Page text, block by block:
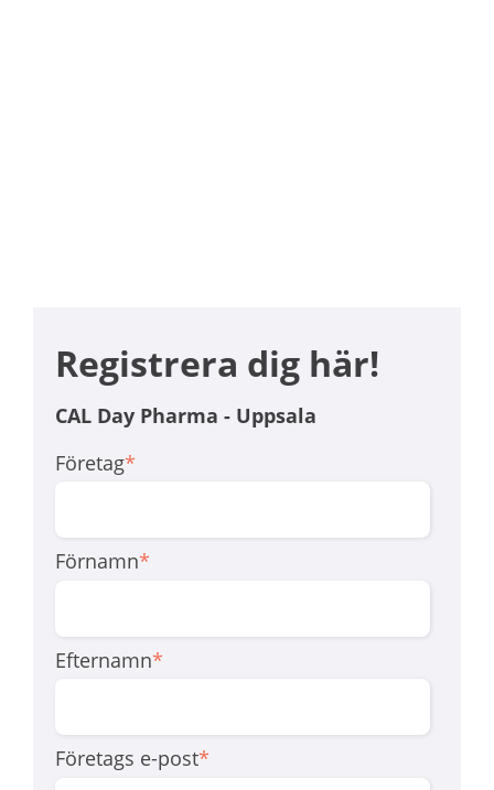
Registrera dig här!
CAL Day Pharma - Uppsala
Företag*
Förnamn*
Efternamn*
Företags e-post*